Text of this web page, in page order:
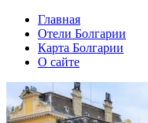
Главная
Отели Болгарии
Карта Болгарии
О сайте